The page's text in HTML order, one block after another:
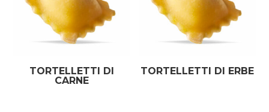
TORTELLETTI DI
CARNE
TORTELLETTI DI ERBE